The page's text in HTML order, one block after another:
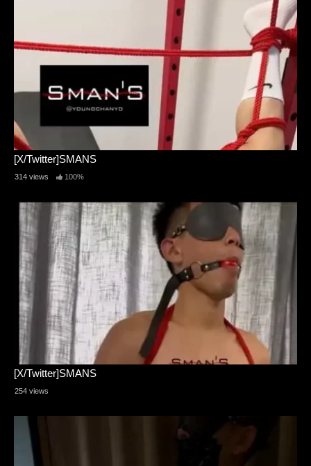
[X/Twitter]SMANS
314 views 100%
[X/Twitter]SMANS
254 views